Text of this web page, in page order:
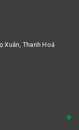
Xuân, Thanh Hoá